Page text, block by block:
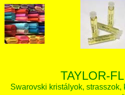
TAYLOR-
Swarovski kristályok,